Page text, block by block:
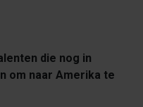
die nog in
om naar Amerika te